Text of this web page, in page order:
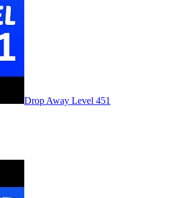
Level 451